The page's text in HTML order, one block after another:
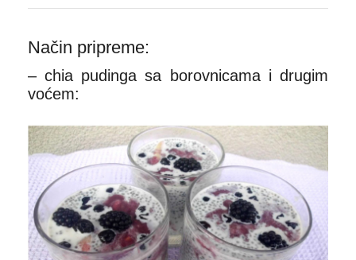
Način pripreme:
– chia pudinga sa borovnicama i drugim
voćem: